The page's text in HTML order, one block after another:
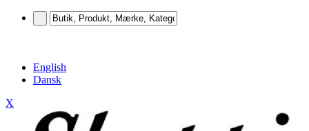
English
Dansk
X